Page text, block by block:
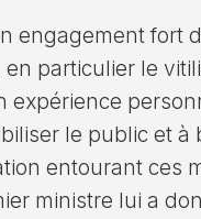
engagement fort
particulier le
expérience
le public et à
entourant ces
ministre lui a